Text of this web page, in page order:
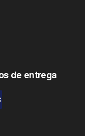
de entrega